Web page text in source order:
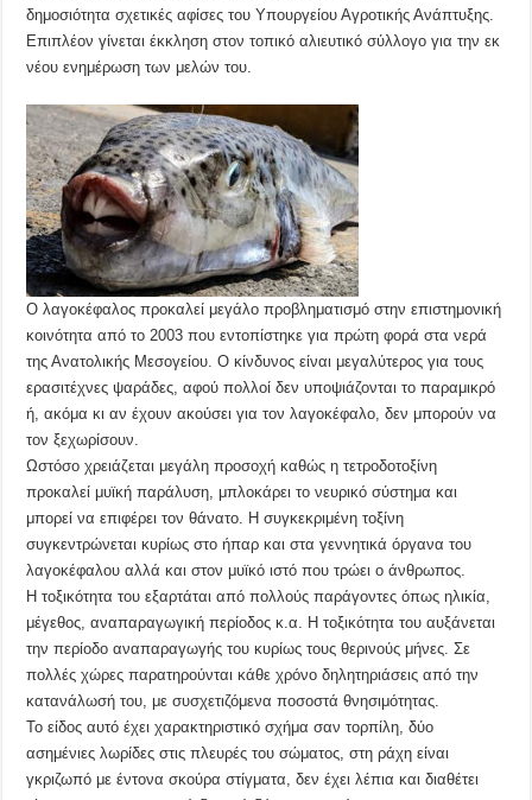
δημοσιότητα σχετικές αφίσες του Υπουργείου Αγροτικής Ανάπτυξης.
Επιπλέον γίνεται έκκληση στον τοπικό αλιευτικό σύλλογο για την εκ
νέου ενημέρωση των μελών του.
Ο λαγοκέφαλος προκαλεί μεγάλο προβληματισμό στην επιστημονική
κοινότητα από το 2003 που εντοπίστηκε για πρώτη φορά στα νερά
της Ανατολικής Μεσογείου. Ο κίνδυνος είναι μεγαλύτερος για τους
ερασιτέχνες ψαράδες, αφού πολλοί δεν υποψιάζονται το παραμικρό
ή, ακόμα κι αν έχουν ακούσει για τον λαγοκέφαλο, δεν μπορούν να
τον ξεχωρίσουν.
Ωστόσο χρειάζεται μεγάλη προσοχή καθώς η τετροδοτοξίνη
προκαλεί μυϊκή παράλυση, μπλοκάρει το νευρικό σύστημα και
μπορεί να επιφέρει τον θάνατο. Η συγκεκριμένη τοξίνη
συγκεντρώνεται κυρίως στο ήπαρ και στα γεννητικά όργανα του
λαγοκέφαλου αλλά και στον μυϊκό ιστό που τρώει ο άνθρωπος.
Η τοξικότητα του εξαρτάται από πολλούς παράγοντες όπως ηλικία,
μέγεθος, αναπαραγωγική περίοδος κ.α. Η τοξικότητα του αυξάνεται
την περίοδο αναπαραγωγής του κυρίως τους θερινούς μήνες. Σε
πολλές χώρες παρατηρούνται κάθε χρόνο δηλητηριάσεις από την
κατανάλωσή του, με συσχετιζόμενα ποσοστά θνησιμότητας.
Το είδος αυτό έχει χαρακτηριστικό σχήμα σαν τορπίλη, δύο
ασημένιες λωρίδες στις πλευρές του σώματος, στη ράχη είναι
γκριζωπό με έντονα σκούρα στίγματα, δεν έχει λέπια και διαθέτει